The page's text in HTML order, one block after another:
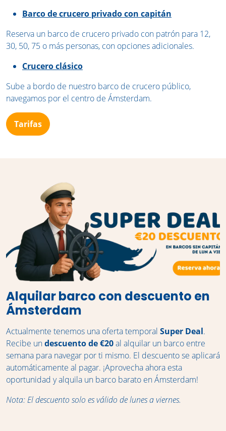
Barco de crucero privado con capitán
Reserva un barco de crucero privado con patrón para 12,
30, 50, 75 o más personas, con opciones adicionales.
Crucero clásico
Sube a bordo de nuestro barco de crucero público,
navegamos por el centro de Ámsterdam.
Tarifas
Alquilar barco con descuento en
Ámsterdam
Actualmente tenemos una oferta temporal Super Deal.
Recibe undescuento de €20al alquilar un barco entre
semana para navegar por ti mismo. El descuento se aplicará
automáticamente al pagar. ¡Aprovecha ahora esta
oportunidad y alquila un barco barato en Ámsterdam!
Nota: El descuento solo es válido de lunes a viernes.